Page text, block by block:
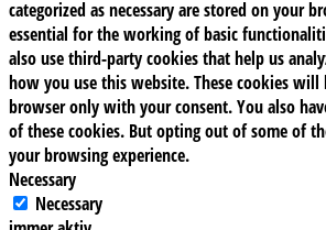
categorized as necessary are stored on your
essential for the working of basic
also use third-party cookies that help us
how you use this website. These cookies
browser only with your consent. You also
of these cookies. But opting out of some of
your browsing experience.
Necessary
Necessary